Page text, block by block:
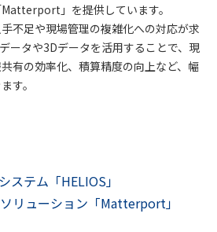
」を提供しています。
不足や現場管理の複雑化への対応が求
ータや3Dデータを活用することで、現
有の効率化、積算精度の向上など、幅
す。
ステム「HELIOS」
リューション「Matterport」